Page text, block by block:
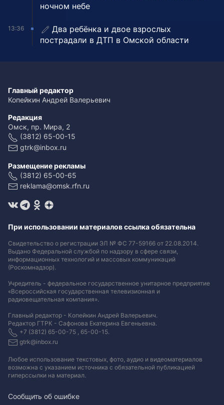
ночном небе
13:36
Два ребёнка и двое взрослых
пострадали в ДТП в Омской области
Главный редактор
Копейкин Андрей Валерьевич
Редакция
Омск, пр. Мира, 2
(3812) 65-00-15
gtrk@inbox.ru
Размещение рекламы
(3812) 65-00-65
reklama@omsk.rfn.ru
При использовании материалов ссылка обязательна
Свидетельство о регистрации ЭЛ № ФС 77-59166 от 22.08.2014.
Выдано Федеральной службой по надзору в сфере связи,
информационных технологий и массовых коммуникаций
(Роскомнадзор).
Учредитель - федеральное государственное унитарное предприятие
«Всероссийская государственная телевизионная и
радиовещательная компания».
Главный редактор - Копейкин Андрей Валерьевич.
Редактор ГТРК - Сафонова Екатерина Евгеньевна.
+7 (3812) 65-00-75 , 65-00-15.
gtrk@inbox.ru
Любое использование текстовых, фото, аудио и видеоматериалов
возможна с указанием источника с обязательной публикацией
гиперссылки на материал.
Сообщить об ошибке